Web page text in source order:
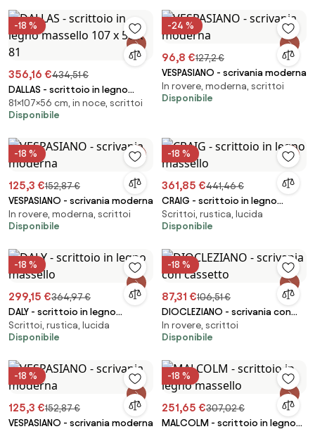
-18 %
356,16 €434,51 €
DALLAS - scrittoio in legno
massello 107 x 56 x 81
81×107×56 cm, in noce, scrittoi
Disponibile
-24 %
96,8 €127,2 €
VESPASIANO - scrivania moderna
In rovere, moderna, scrittoi
Disponibile
-18 %
125,3 €152,87 €
VESPASIANO - scrivania moderna
In rovere, moderna, scrittoi
Disponibile
-18 %
361,85 €441,46 €
CRAIG - scrittoio in legno
massello
Scrittoi, rustica, lucida
Disponibile
-18 %
299,15 €364,97 €
DALY - scrittoio in legno
massello
Scrittoi, rustica, lucida
Disponibile
-18 %
87,31 €106,51 €
DIOCLEZIANO - scrivania con
cassetto
In rovere, scrittoi
Disponibile
-18 %
125,3 €152,87 €
VESPASIANO - scrivania moderna
-18 %
251,65 €307,02 €
MALCOLM - scrittoio in legno